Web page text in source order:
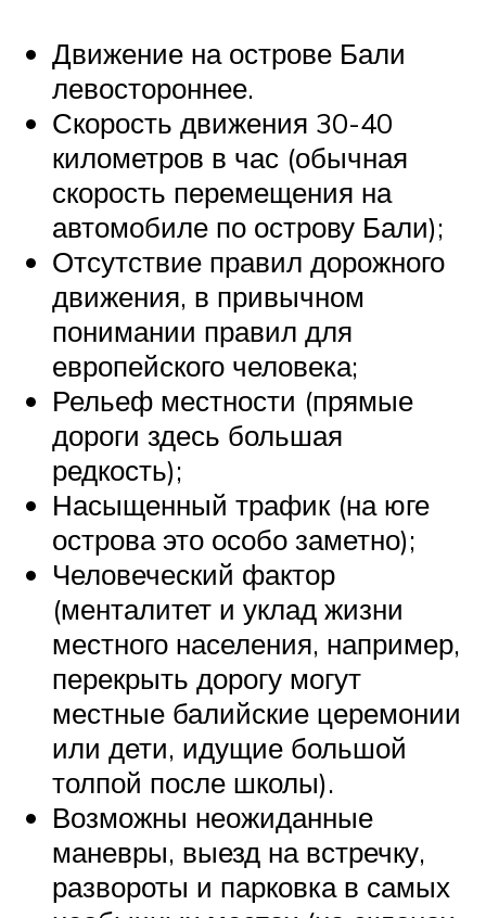
Движение на острове Бали
левостороннее.
Скорость движения 30-40
километров в час (обычная
скорость перемещения на
автомобиле по острову Бали);
Отсутствие правил дорожного
движения, в привычном
понимании правил для
европейского человека;
Рельеф местности (прямые
дороги здесь большая
редкость);
Насыщенный трафик (на юге
острова это особо заметно);
Человеческий фактор
(менталитет и уклад жизни
местного населения, например,
перекрыть дорогу могут
местные балийские церемонии
или дети, идущие большой
толпой после школы).
Возможны неожиданные
маневры, выезд на встречку,
развороты и парковка в самых